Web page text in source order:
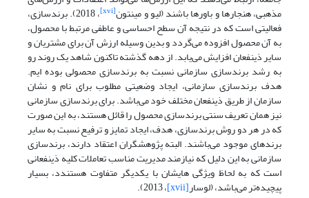
مذهبی، هنجارها و باورها باشند (لیو و مینتون[xvi] ، 2018). برندسازی،
فعالیتی است که در نتیجه آن سطح احساسی و عاطفی مرتبط با محصول،
به آن محصول افزوده می‌گردد و بدین وسیله ارزش آن برای مشتریان و
سایر ذینفعان افزایش می‌یابد. از دهه گذشته تاکنون شاهد یک روند رو
به رشد برندسازی سازمانی نسبت به برندسازی محصولی بوده ایم.
هدف برندسازی سازمانی، ایجاد وضعیتی مطلوب برای نام و نشان
سازمان از طریق ذینفعان مختلف خود می‌باشد. برای برندسازی سازمانی
نیز همان تعریف سنتی برندسازی محصول را قائل هستند، به این صورت
که در هر دو روش برندسازی، هدف، ایجاد تمایز و ترفیع نسبت به سایر
برندهای موجود می‌باشند. البته پژوهشگران اعتقاد دارند، برندسازی
سازمانی به این دلیل که نیازمند مدیریت مناسب تعاملات کلیه ذینفعانی
است که به لحاظ ویژگی هایشان با یکدیگر متفاوت هستندد، بسیار
پیچیده‌تر می‌باشد، (لوسار[xvii]
، 2013).